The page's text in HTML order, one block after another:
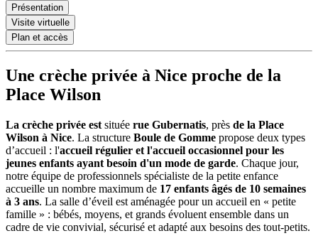
Présentation
Visite virtuelle
Plan et accès
Une crèche privée à Nice proche de la
Place Wilson
La crèche privée est située rue Gubernatis, près de la Place
Wilson à Nice. La structure Boule de Gomme propose deux types
d’accueil : l'accueil régulier et l'accueil occasionnel pour les
jeunes enfants ayant besoin d'un mode de garde. Chaque jour,
notre équipe de professionnels spécialiste de la petite enfance
accueille un nombre maximum de 17 enfants âgés de 10 semaines
à 3 ans. La salle d’éveil est aménagée pour un accueil en « petite
famille » : bébés, moyens, et grands évoluent ensemble dans un
cadre de vie convivial, sécurisé et adapté aux besoins des tout-petits.